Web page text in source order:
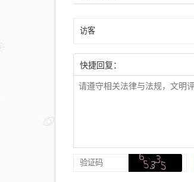
快捷回复：